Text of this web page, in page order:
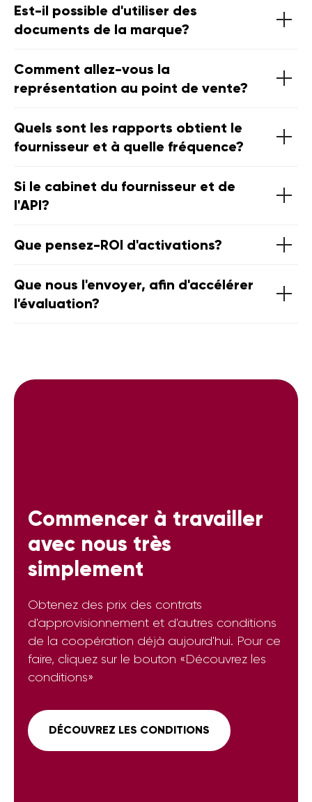
Est-il possible d'utiliser des
documents de la marque?
Comment allez-vous la
représentation au point de vente?
Quels sont les rapports obtient le
fournisseur et à quelle fréquence?
Si le cabinet du fournisseur et de
l'API?
Que pensez-ROI d'activations?
Que nous l'envoyer, afin d'accélérer
l'évaluation?
Commencer à travailler
avec nous très
simplement
Obtenez des prix des contrats
d'approvisionnement et d'autres conditions
de la coopération déjà aujourd'hui. Pour ce
faire, cliquez sur le bouton «Découvrez les
conditions»
DÉCOUVREZ LES CONDITIONS